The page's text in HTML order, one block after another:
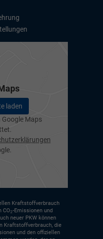
laden
Google Maps
Kraftstoffverbrauch
CO2-Emissionen und
neuer PKW können
Kraftstoffverbrauch, die
und den offiziellen